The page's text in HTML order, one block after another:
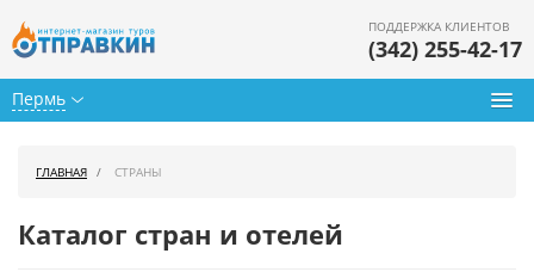
Пермь
ПОДДЕРЖКА КЛИЕНТОВ
(342) 255-42-17
ГЛАВНАЯ СТРАНЫ
Каталог стран и отелей